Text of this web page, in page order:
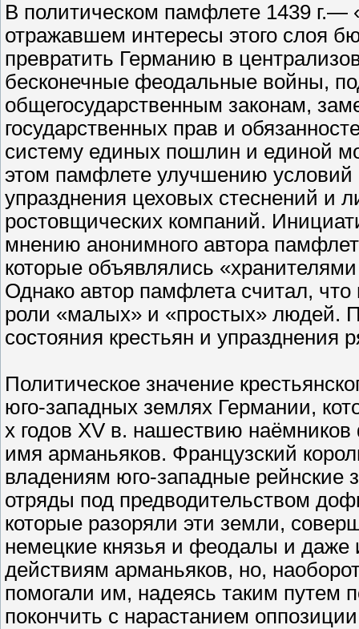
В политическом памфлете 1439
отражавшем интересы этого слоя
превратить Германию в
бесконечные феодальные войны,
общегосударственным законам,
государственных прав и
систему единых пошлин и единой
этом памфлете улучшению
упразднения цеховых стеснений и
ростовщических компаний.
мнению анонимного автора
которые объявлялись
Однако автор памфлета считал,
роли «малых» и «простых» людей.
состояния крестьян и
Политическое значение
юго-западных землях Германии,
х годов XV в. нашествию наёмников
имя арманьяков. Французский
владениям юго-западные рейнские
отряды под предводительством
которые разоряли эти земли,
немецкие князья и феодалы и даже
действиям арманьяков, но,
помогали им, надеясь таким путем
покончить с нарастанием